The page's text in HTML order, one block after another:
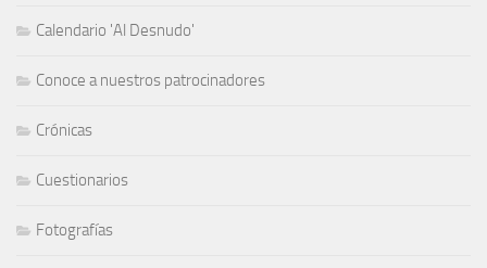
Calendario 'Al Desnudo'
Conoce a nuestros patrocinadores
Crónicas
Cuestionarios
Fotografías